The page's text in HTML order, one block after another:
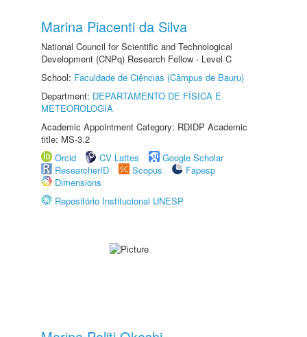
Marina Piacenti da Silva
National Council for Scientific and Technological
Development (CNPq) Research Fellow - Level C
School: Faculdade de Ciências (Câmpus de Bauru)
Department: DEPARTAMENTO DE FÍSICA E
METEOROLOGIA
Academic Appointment Category: RDIDP Academic
title: MS-3.2
Orcid
CV Lattes
Google Scholar
ResearcherID
Scopus
Fapesp
Dimensions
Repositório Institucional UNESP